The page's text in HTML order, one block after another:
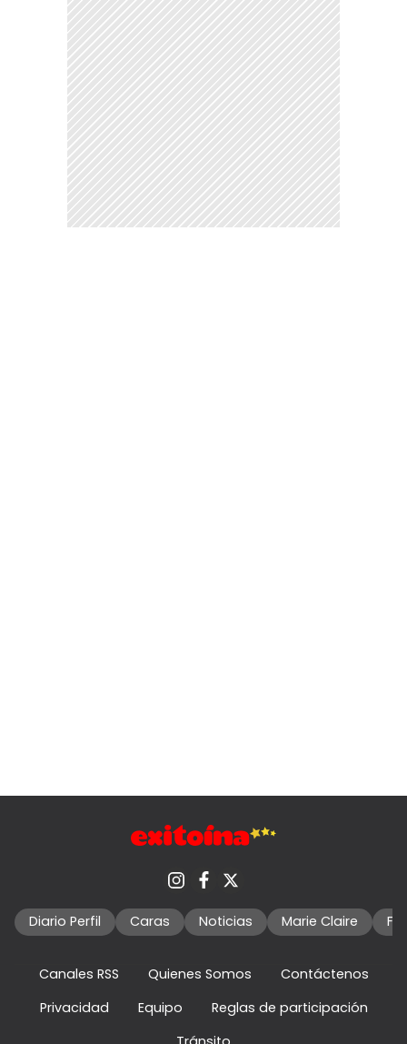
Diario Perfil Caras Noticias Marie Claire
Canales RSS Quienes Somos
Contáctenos
Privacidad
Equipo
Reglas de participación